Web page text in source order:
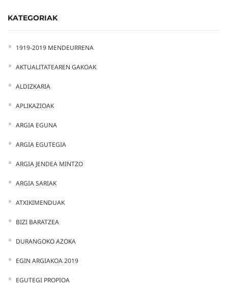
KATEGORIAK
1919-2019 MENDEURRENA
AKTUALITATEAREN GAKOAK
ALDIZKARIA
APLIKAZIOAK
ARGIA EGUNA
ARGIA EGUTEGIA
ARGIA JENDEA MINTZO
ARGIA SARIAK
ATXIKIMENDUAK
BIZI BARATZEA
DURANGOKO AZOKA
EGIN ARGIAKOA 2019
EGUTEGI PROPIOA